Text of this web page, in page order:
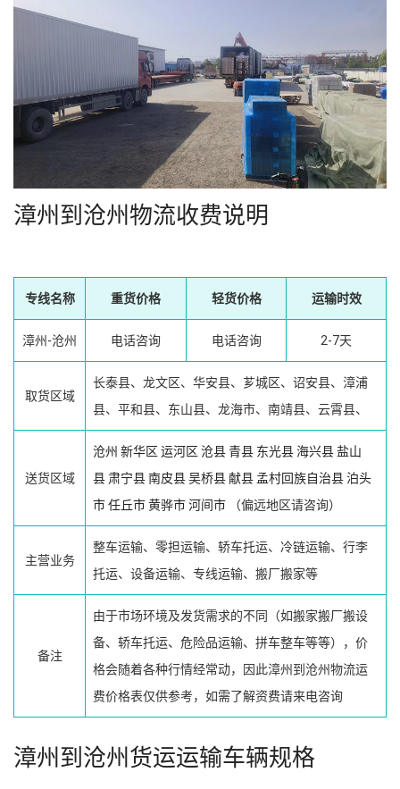
漳州到沧州物流收费说明
专线名称 重货价格 轻货价格 运输时效
漳州-沧州 电话咨询 电话咨询 2-7天
取货区域
长泰县、龙文区、华安县、芗城区、诏安县、漳浦
县、平和县、东山县、龙海市、南靖县、云霄县、
送货区域
沧州 新华区 运河区 沧县青县 东光县海兴县盐山
县肃宁县南皮县吴桥县献县 孟村回族自治县 泊头
市任丘市黄骅市河间市 （偏远地区请咨询）
主营业务
整车运输、零担运输、轿车托运、冷链运输、行李
托运、设备运输、专线运输、搬厂搬家等
备注
由于市场环境及发货需求的不同（如搬家搬厂搬设
备、轿车托运、危险品运输、拼车整车等等），价
格会随着各种行情经常动，因此漳州到沧州物流运
费价格表仅供参考，如需了解资费请来电咨询
漳州到沧州货运运输车辆规格